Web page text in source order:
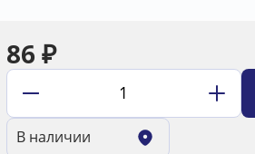
86 ₽
В наличии